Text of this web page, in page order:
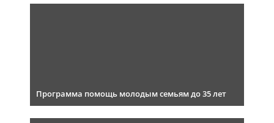
Программа помощь молодым семьям до 35 лет